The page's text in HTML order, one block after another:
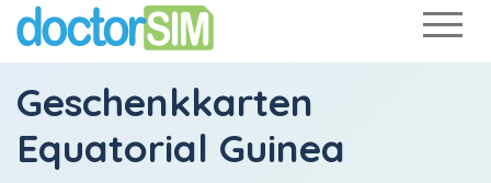
Geschenkkarten
Equatorial Guinea